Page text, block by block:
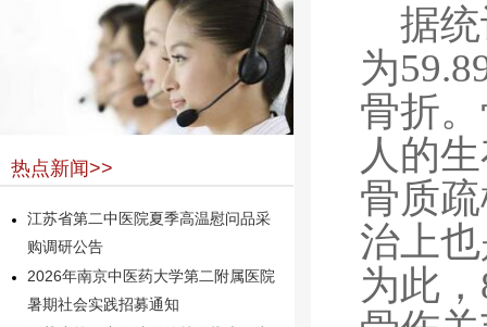
热点新闻>>
江苏省第二中医院夏季高温慰问品采
购调研公告
2026年南京中医药大学第二附属医院
暑期社会实践招募通知
据
为
骨折
人的
骨质
治上
为此，